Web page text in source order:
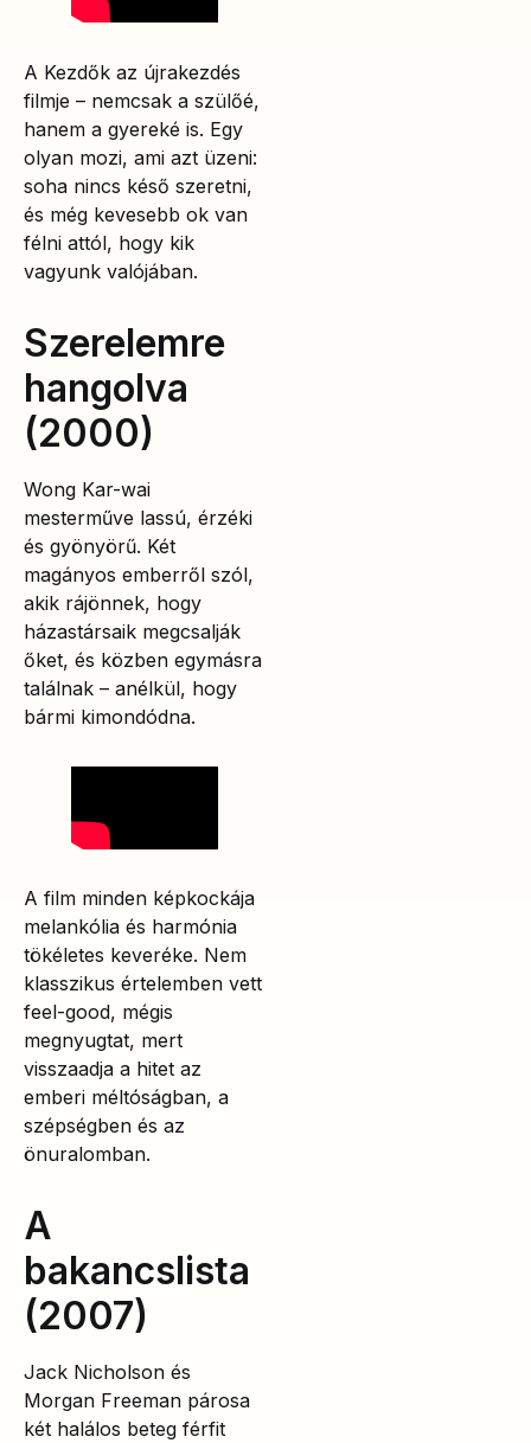
A Kezdők az újrakezdés
filmje – nemcsak a szülőé,
hanem a gyereké is. Egy
olyan mozi, ami azt üzeni:
soha nincs késő szeretni,
és még kevesebb ok van
félni attól, hogy kik
vagyunk valójában.
Szerelemre
hangolva
(2000)
Wong Kar-wai
mesterműve lassú, érzéki
és gyönyörű. Két
magányos emberről szól,
akik rájönnek, hogy
házastársaik megcsalják
őket, és közben egymásra
találnak – anélkül, hogy
bármi kimondódna.
A film minden képkockája
melankólia és harmónia
tökéletes keveréke. Nem
klasszikus értelemben vett
feel-good, mégis
megnyugtat, mert
visszaadja a hitet az
emberi méltóságban, a
szépségben és az
önuralomban.
A
bakancslista
(2007)
Jack Nicholson és
Morgan Freeman párosa
két halálos beteg férfit